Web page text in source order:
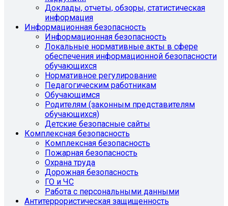
Доклады, отчеты, обзоры, статистическая
информация
Информационная безопасность
Информационная безопасность
Локальные нормативные акты в сфере
обеспечения информационной безопасности
обучающихся
Нормативное регулирование
Педагогическим работникам
Обучающимся
Родителям (законным представителям
обучающихся)
Детские безопасные сайты
Комплексная безопасность
Комплексная безопасность
Пожарная безопасность
Охрана труда
Дорожная безопасность
ГО и ЧС
Работа с персональными данными
Антитеррористическая защищенность